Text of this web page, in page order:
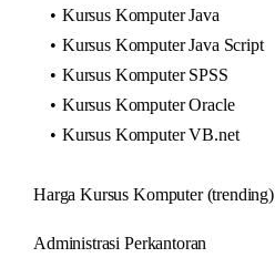
Kursus Komputer Java
Kursus Komputer Java Script
Kursus Komputer SPSS
Kursus Komputer Oracle
Kursus Komputer VB.net
Harga Kursus Komputer (trending)
Administrasi Perkantoran